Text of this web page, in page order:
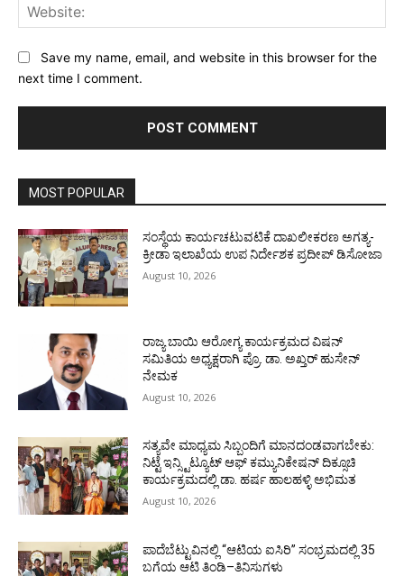
Save my name, email, and website in this browser for the
next time I comment.
MOST POPULAR
ಸಂಸ್ಥೆಯ ಕಾರ್ಯಚಟುವಟಿಕೆ ದಾಖಲೀಕರಣ ಅಗತ್ಯ-
ಕ್ರೀಡಾ ಇಲಾಖೆಯ ಉಪ ನಿರ್ದೇಶಕ ಪ್ರದೀಪ್ ಡಿಸೋಜಾ
August 10, 2026
ರಾಜ್ಯ ಬಾಯಿ ಆರೋಗ್ಯ ಕಾರ್ಯಕ್ರಮದ ವಿಷನ್
ಸಮಿತಿಯ ಅಧ್ಯಕ್ಷರಾಗಿ ಪ್ರೊ. ಡಾ. ಅಖ್ತರ್ ಹುಸೇನ್
ನೇಮಕ
August 10, 2026
ಸತ್ಯವೇ ಮಾಧ್ಯಮ ಸಿಬ್ಬಂದಿಗೆ ಮಾನದಂಡವಾಗಬೇಕು:
ನಿಟ್ಟೆ ಇನ್ಸ್ಟಿಟ್ಯೂಟ್ ಆಫ್ ಕಮ್ಯುನಿಕೇಷನ್ ದಿಕ್ಸೂಚಿ
ಕಾರ್ಯಕ್ರಮದಲ್ಲಿ ಡಾ. ಹರ್ಷ ಹಾಲಹಳ್ಳಿ ಅಭಿಮತ
August 10, 2026
ಪಾದೆಬೆಟ್ಟುವಿನಲ್ಲಿ “ಆಟಿಯ ಐಸಿರಿ’’ ಸಂಭ್ರಮದಲ್ಲಿ 35
ಬಗೆಯ ಆಟಿ ತಿಂಡಿ–ತಿನಿಸುಗಳು